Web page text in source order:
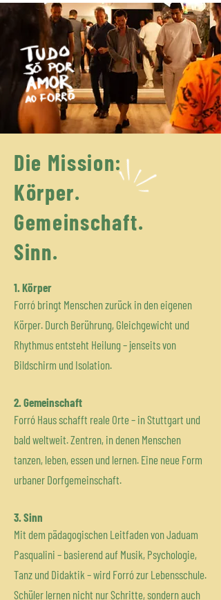
Die Mission:
Körper.
Gemeinschaft.
Sinn.
1. Körper
Forró bringt Menschen zurück in den eigenen
Körper. Durch Berührung, Gleichgewicht und
Rhythmus entsteht Heilung – jenseits von
Bildschirm und Isolation.
2. Gemeinschaft
Forró Haus schafft reale Orte – in Stuttgart und
bald weltweit. Zentren, in denen Menschen
tanzen, leben, essen und lernen. Eine neue Form
urbaner Dorfgemeinschaft.
3. Sinn
Mit dem pädagogischen Leitfaden von Jaduam
Pasqualini – basierend auf Musik, Psychologie,
Tanz und Didaktik – wird Forró zur Lebensschule.
Schüler lernen nicht nur Schritte, sondern auch